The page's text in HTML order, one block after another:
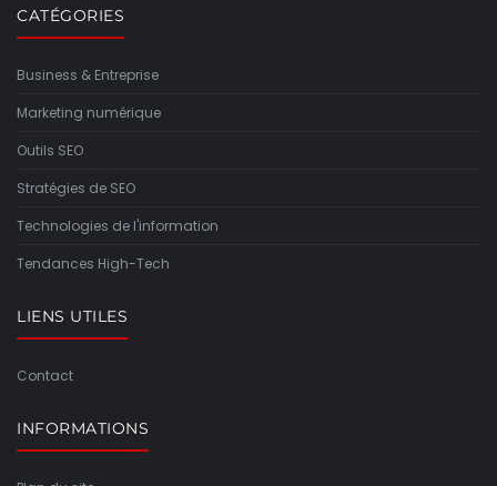
CATÉGORIES
Business & Entreprise
Marketing numérique
Outils SEO
Stratégies de SEO
Technologies de l'information
Tendances High-Tech
LIENS UTILES
Contact
INFORMATIONS